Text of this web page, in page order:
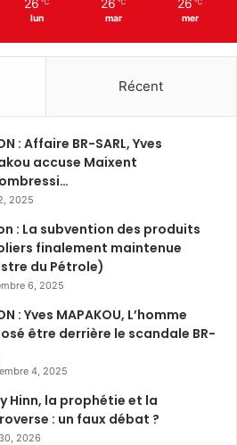
26 ℃
lun
26 ℃
mar
26 ℃
mer
Récent
: Affaire BR-SARL, Yves
accuse Maixent
2025
: La subvention des produits
finalement maintenue
du Pétrole)
6, 2025
: Yves MAPAKOU, L’homme
être derrière le scandale BR-
4, 2025
Hinn, la prophétie et la
: un faux débat ?
2026